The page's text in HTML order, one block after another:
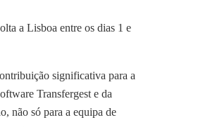
a Lisboa entre os dias 1 e
significativa para a
Transfergest e da
não só para a equipa de